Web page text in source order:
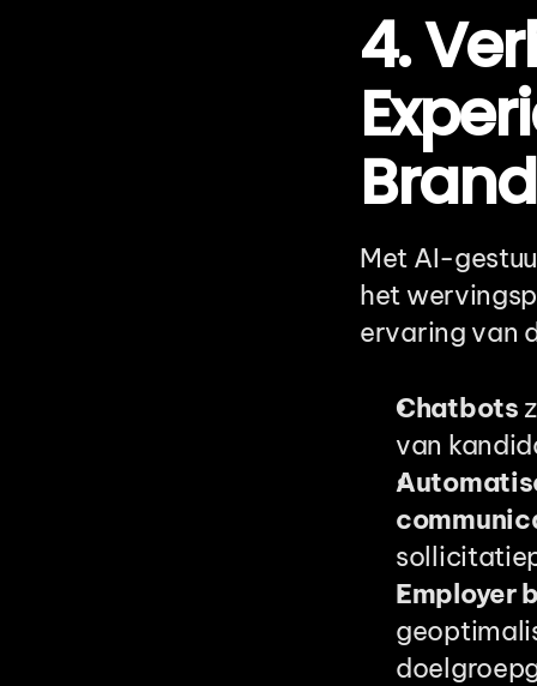
4.
Met AI-
het
ervaring van
Chatbots
van
Employer